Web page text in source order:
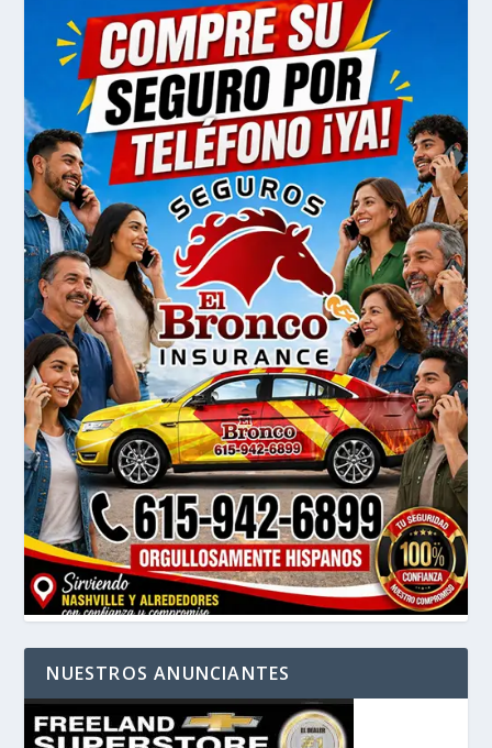
NUESTROS ANUNCIANTES